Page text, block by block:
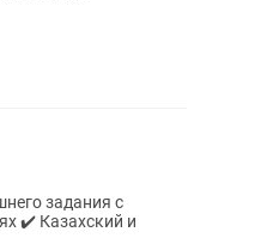
задания с
✔️ Казахский и